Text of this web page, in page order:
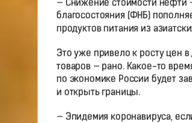
— Снижение стоимости нефти
благосостояния (ФНБ)
продуктов питания из
Это уже привело к росту цен в
товаров — рано. Какое-то
по экономике России будет
и открыть границы.
— Эпидемия коронавируса,